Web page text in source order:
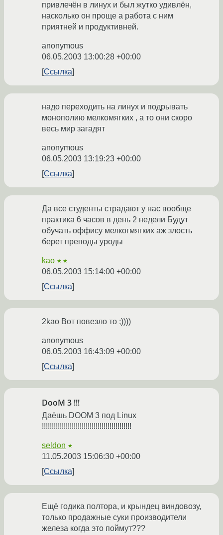
привлечён в линух и был жутко удивлён,
насколько он проще а работа с ним
приятней и продуктивней.
anonymous
06.05.2003 13:00:28 +00:00
Ссылка
надо переходить на линух и подрывать
монополию мелкомягких , а то они скоро
весь мир загадят
anonymous
06.05.2003 13:19:23 +00:00
Ссылка
Да все студенты страдают у нас вообще
практика 6 часов в день 2 недели Будут
обучать оффису мелкогмягких аж злость
берет преподы уроды
kao ★★
06.05.2003 15:14:00 +00:00
Ссылка
2kao Вот повезло то ;))))
anonymous
06.05.2003 16:43:09 +00:00
Ссылка
DooM 3 !!!
Даёшь DOOM 3 под Linux
!!!!!!!!!!!!!!!!!!!!!!!!!!!!!!!!!!!!!!!!!!!!!
seldon ★
11.05.2003 15:06:30 +00:00
Ссылка
Ещё годика полтора, и крындец виндовозу,
только продажные суки производители
железа когда это поймут???